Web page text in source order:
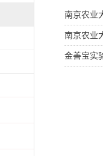
南京农业
南京农业
金善宝实